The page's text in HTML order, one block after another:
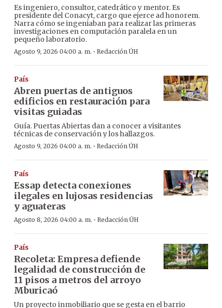
Es ingeniero, consultor, catedrático y mentor. Es
presidente del Conacyt, cargo que ejerce ad honorem.
Narra cómo se ingeniaban para realizar las primeras
investigaciones en computación paralela en un
pequeño laboratorio.
Agosto 9, 2026 04:00 a. m. · Redacción ÚH
País
Abren puertas de antiguos
edificios en restauración para
visitas guiadas
Guía. Puertas Abiertas dan a conocer a visitantes
técnicas de conservación y los hallazgos.
Agosto 9, 2026 04:00 a. m. · Redacción ÚH
País
Essap detecta conexiones
ilegales en lujosas residencias
y aguateras
Agosto 8, 2026 04:00 a. m. · Redacción ÚH
País
Recoleta: Empresa defiende
legalidad de construcción de
11 pisos a metros del arroyo
Mburicaó
Un proyecto inmobiliario que se gesta en el barrio